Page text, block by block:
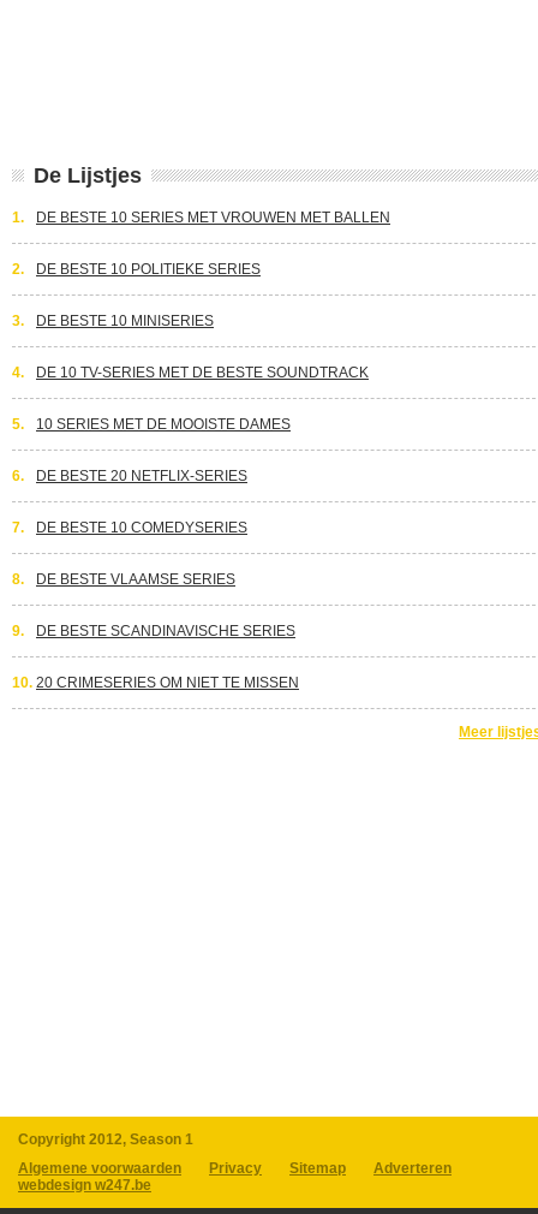
De Lijstjes
1. DE BESTE 10 SERIES MET VROUWEN MET BALLEN
2. DE BESTE 10 POLITIEKE SERIES
3. DE BESTE 10 MINISERIES
4. DE 10 TV-SERIES MET DE BESTE SOUNDTRACK
5. 10 SERIES MET DE MOOISTE DAMES
6. DE BESTE 20 NETFLIX-SERIES
7. DE BESTE 10 COMEDYSERIES
8. DE BESTE VLAAMSE SERIES
9. DE BESTE SCANDINAVISCHE SERIES
10. 20 CRIMESERIES OM NIET TE MISSEN
Meer
Copyright 2012, Season 1
Algemene voorwaarden
Privacy Sitemap
Adverteren
webdesign w247.be